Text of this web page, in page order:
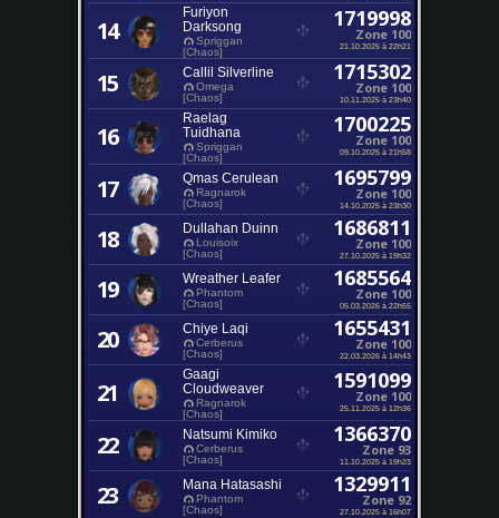
14
Furiyon
Darksong
Spriggan
[Chaos]
1719998
Zone 100
21.10.2025 à 22h21
15 Callil Silverline
Omega
[Chaos]
1715302
Zone 100
10.11.2025 à 23h40
16
Raelag
Tuidhana
Spriggan
[Chaos]
1700225
Zone 100
09.10.2025 à 21h58
17 Qmas Cerulean
Ragnarok
[Chaos]
1695799
Zone 100
14.10.2025 à 23h30
18 Dullahan Duinn
Louisoix
[Chaos]
1686811
Zone 100
27.10.2025 à 19h32
19 Wreather Leafer
Phantom
[Chaos]
1685564
Zone 100
05.03.2026 à 22h55
20 Chiye Laqi
Cerberus
[Chaos]
1655431
Zone 100
22.03.2026 à 14h43
21
Gaagi
Cloudweaver
Ragnarok
[Chaos]
1591099
Zone 100
25.11.2025 à 12h36
22 Natsumi Kimiko
Cerberus
[Chaos]
1366370
Zone 93
11.10.2025 à 19h23
23 Mana Hatasashi
Phantom
[Chaos]
1329911
Zone 92
27.10.2025 à 16h07